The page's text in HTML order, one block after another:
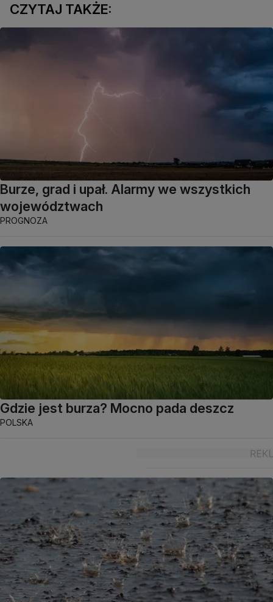
CZYTAJ TAKŻE:
Burze, grad i upał. Alarmy we wszystkich
województwach
PROGNOZA
Gdzie jest burza? Mocno pada deszcz
POLSKA